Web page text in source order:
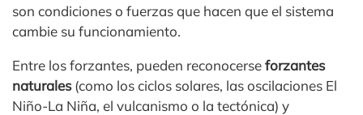
son condiciones o fuerzas que hacen que el sistema
cambie su funcionamiento.
Entre los forzantes, pueden reconocerseforzantes
naturales(como los ciclos solares, las oscilaciones El
Niño-La Niña, el vulcanismo o la tectónica) y